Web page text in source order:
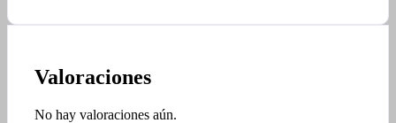
Valoraciones
No hay valoraciones aún.